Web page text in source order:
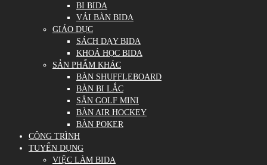
BI BIDA
VẢI BÀN BIDA
GIÁO DỤC
SÁCH DẠY BIDA
KHOÁ HỌC BIDA
SẢN PHẨM KHÁC
BÀN SHUFFLEBOARD
BÀN BI LẮC
SÂN GOLF MINI
BÀN AIR HOCKEY
BÀN POKER
CÔNG TRÌNH
TUYỂN DỤNG
VIỆC LÀM BIDA